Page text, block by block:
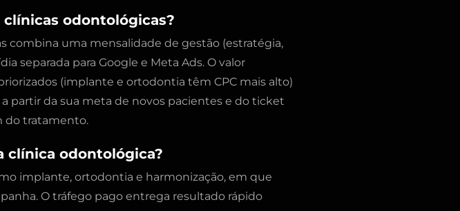
odontológicas?
uma mensalidade de gestão (estratégia,
separada para Google e Meta Ads. O valor
(implante e ortodontia têm CPC mais alto)
partir da sua meta de novos pacientes e do ticket
do tratamento.
clínica odontológica?
implante, ortodontia e harmonização, em que
O tráfego pago entrega resultado rápido